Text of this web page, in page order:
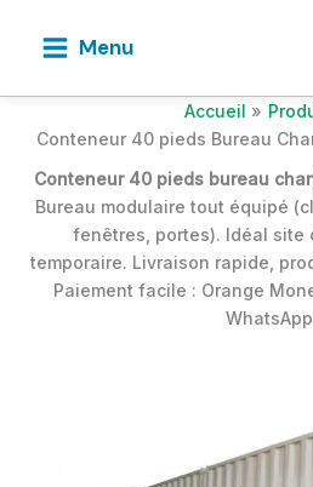
Menu
Accueil
Conteneur 40 pieds Bureau
Conteneur 40 pieds bureau
Bureau modulaire tout équipé
fenêtres, portes). Idéal site
temporaire. Livraison rapide,
Paiement facile : Orange